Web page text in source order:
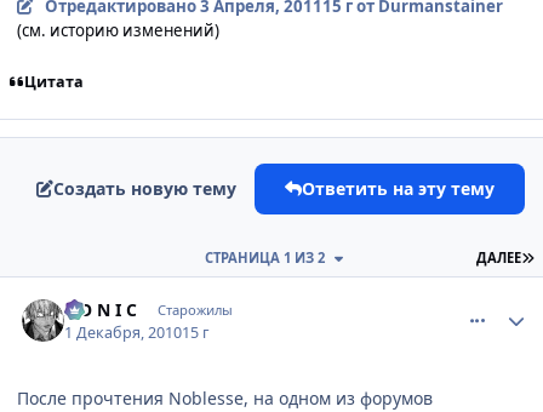
Отредактировано3 Апреля, 201115 гот Durmanstainer
(см. историю изменений)
Цитата
Создать новую тему Ответить на эту тему
ДАЛЕЕ
СТРАНИЦА 1 ИЗ 2
S O N I C Старожилы
1 Декабря, 201015 г
После прочтения Noblesse, на одном из форумов